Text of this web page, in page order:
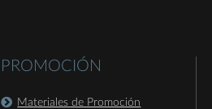
PROMOCIÓN
Materiales de Promoción